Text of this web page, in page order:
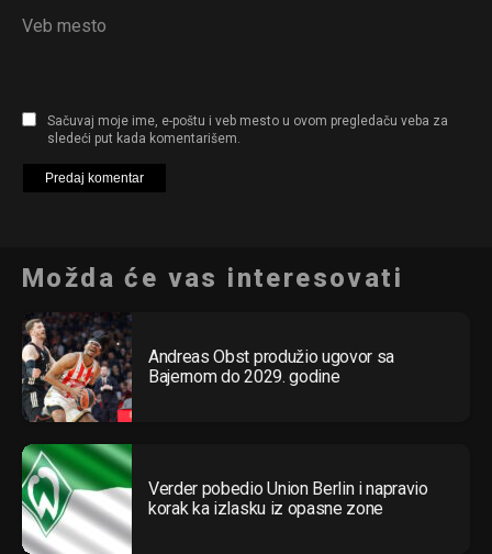
Veb mesto
Sačuvaj moje ime, e-poštu i veb mesto u ovom pregledaču veba za
sledeći put kada komentarišem.
Možda će vas interesovati
Andreas Obst produžio ugovor sa
Bajernom do 2029. godine
Verder pobedio Union Berlin i napravio
korak ka izlasku iz opasne zone